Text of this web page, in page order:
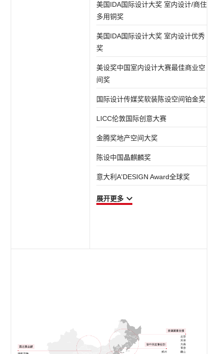
美国IDA国际设计大奖 室内设计/商住
多用铜奖
美国IDA国际设计大奖 室内设计优秀
奖
美设奖中国室内设计大赛最佳商业空
间奖
国际设计传媒奖软装陈设空间铂金奖
LICC伦敦国际创意大赛
金腾奖地产空间大奖
陈设中国晶麒麟奖
意大利A'DESIGN Award全球奖
展开更多